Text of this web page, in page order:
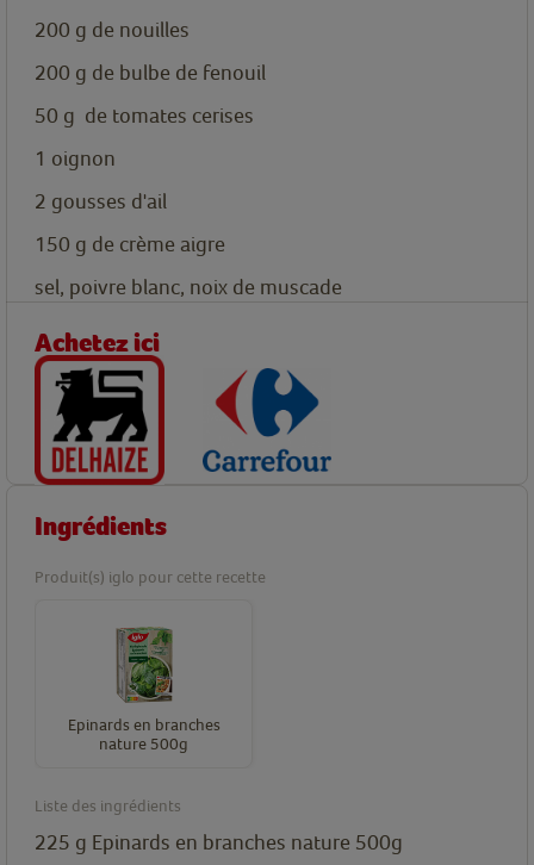
200 g de nouilles
200 g de bulbe de fenouil
50 g de tomates cerises
1 oignon
2 gousses d'ail
150 g de crème aigre
sel, poivre blanc, noix de muscade
Achetez ici
Ingrédients
Produit(s) iglo pour cette recette
Epinards en branches
nature 500g
Liste des ingrédients
225 g Epinards en branches nature 500g